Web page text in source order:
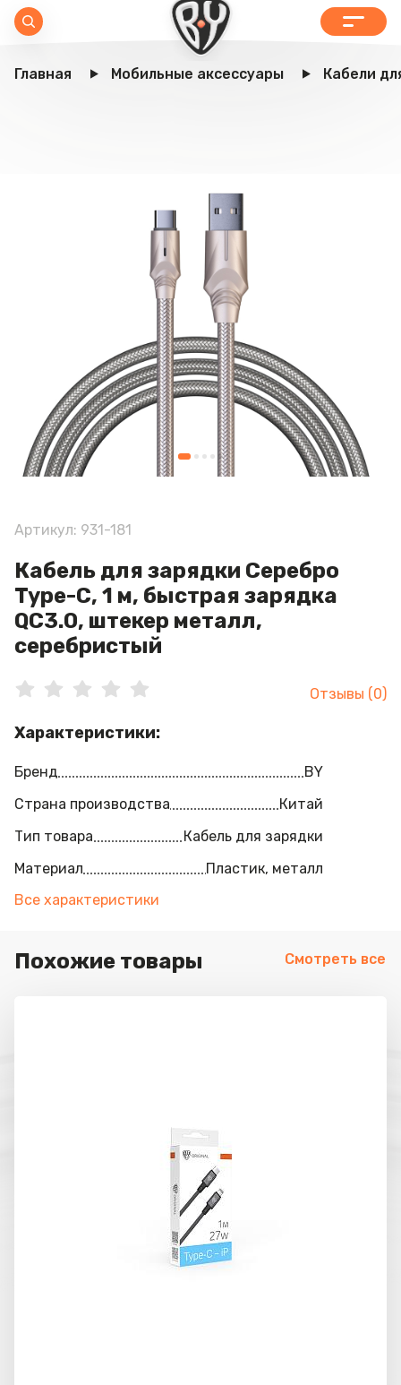
Главная Мобильные аксессуары Кабели
Артикул: 931-181
Кабель для зарядки Серебро
Type-C, 1 м, быстрая зарядка
QC3.0, штекер металл,
серебристый
Отзывы (0)
Характеристики:
Бренд
BY
Страна производства
Китай
Тип товара
Кабель для зарядки
Материал
Пластик, металл
Все характеристики
Похожие товары Смотреть все